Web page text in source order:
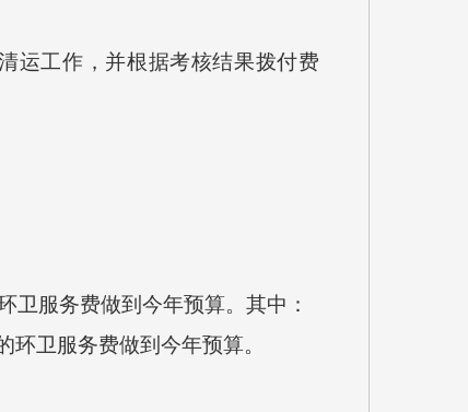
工作，并根据考核结果拨付费
服务费做到今年预算。其中：
卫服务费做到今年预算。